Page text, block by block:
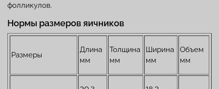
фолликулов.
Нормы размеров яичников
Размеры
Длина
мм
Толщина
мм
Ширина
мм
Объем
мм